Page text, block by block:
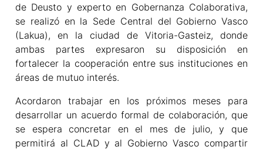
de Deusto y experto en Gobernanza Colaborativa,
se realizó en la Sede Central del Gobierno Vasco
(Lakua), en la ciudad de Vitoria-Gasteiz, donde
ambas partes expresaron su disposición en
fortalecer la cooperación entre sus instituciones en
áreas de mutuo interés.
Acordaron trabajar en los próximos meses para
desarrollar un acuerdo formal de colaboración, que
se espera concretar en el mes de julio, y que
permitirá al CLAD y al Gobierno Vasco compartir